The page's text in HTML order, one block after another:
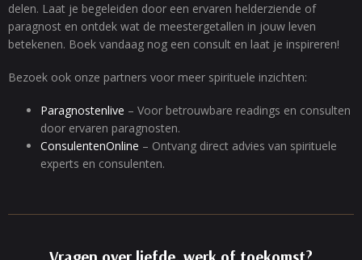
delen. Laat je begeleiden door een ervaren helderziende of
paragnost en ontdek wat de meestergetallen in jouw leven
betekenen. Boek vandaag nog een consult en laat je inspireren!
Bezoek ook onze partners voor meer spirituele inzichten:
Paragnostenlive – Voor betrouwbare readings en consulten
door ervaren paragnosten.
ConsulentenOnline – Ontvang direct advies van spirituele
experts en consulenten.